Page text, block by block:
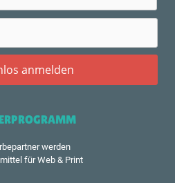
werden
für Web & Print